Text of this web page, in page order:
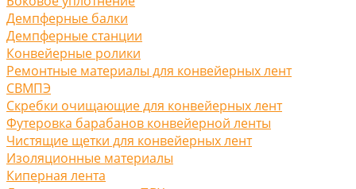
Демпферные балки
Демпферные станции
Конвейерные ролики
Ремонтные материалы для конвейерных лент
СВМПЭ
Скребки очищающие для конвейерных лент
Футеровка барабанов конвейерной ленты
Чистящие щетки для конвейерных лент
Изоляционные материалы
Киперная лента